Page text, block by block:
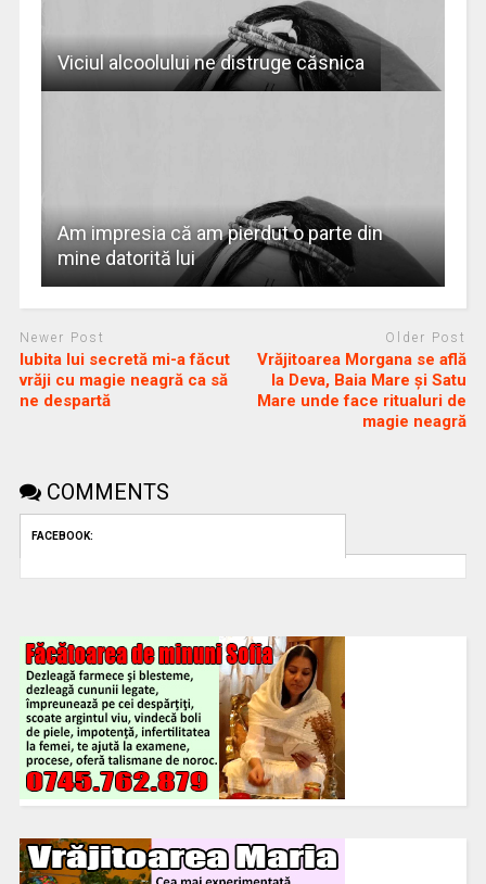
Viciul alcoolului ne distruge căsnica
Am impresia că am pierdut o parte din
mine datorită lui
Newer Post
Iubita lui secretă mi-a făcut
vrăji cu magie neagră ca să
ne despartă
Older Post
Vrăjitoarea Morgana se află
la Deva, Baia Mare și Satu
Mare unde face ritualuri de
magie neagră
COMMENTS
FACEBOOK: